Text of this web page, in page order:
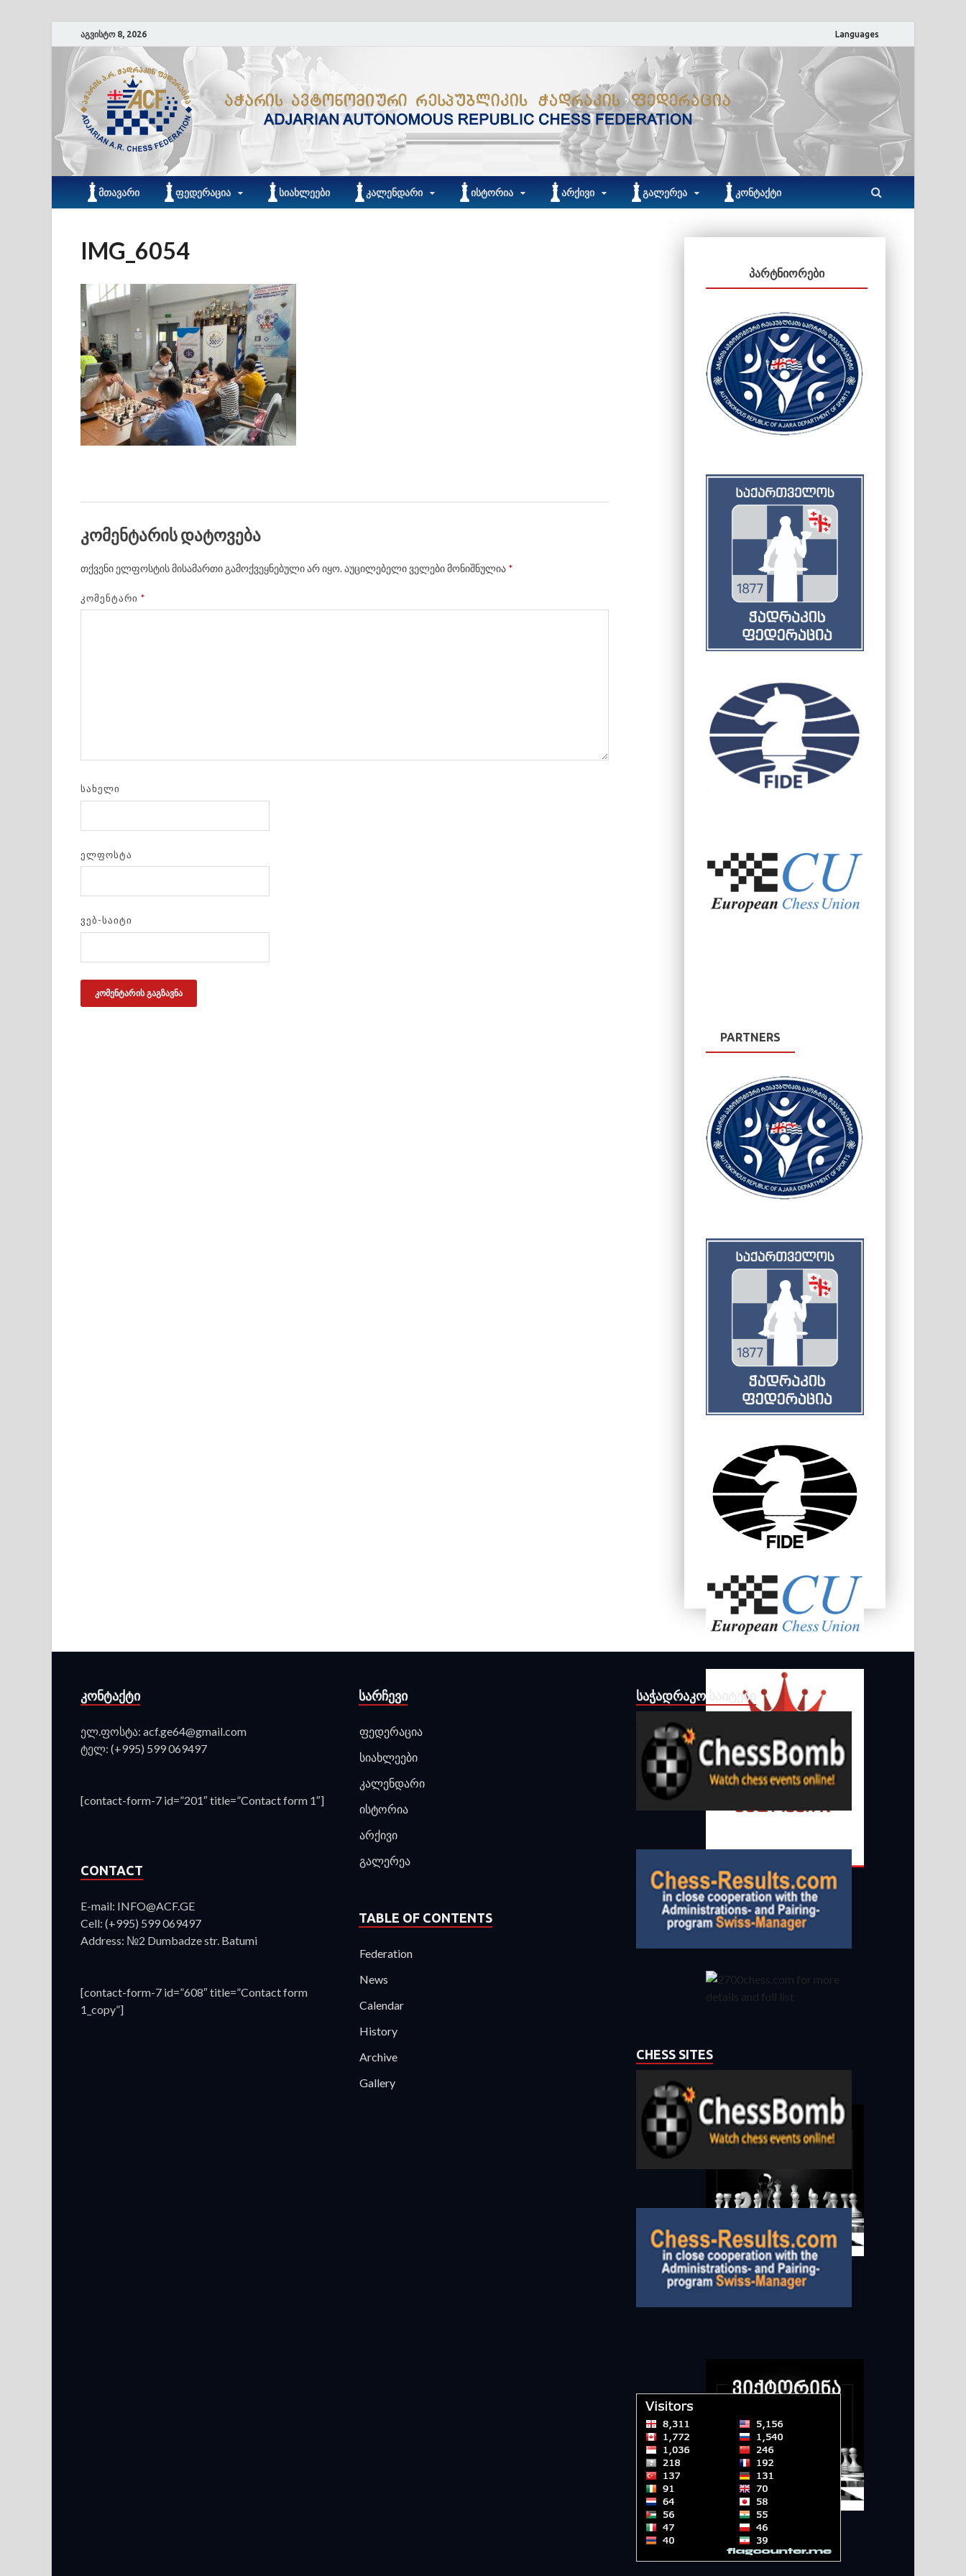
აგვისტო 8, 2026 Languages
ACF
აჭარის ჭადრაკის ფედერაცია
ᲛᲗᲐᲕᲐᲠᲘ ᲤᲔᲓᲔᲠᲐᲪᲘᲐ ᲡᲘᲐᲮᲚᲔᲔᲑᲘ ᲙᲐᲚᲔᲜᲓᲐᲠᲘ ᲘᲡᲢᲝᲠᲘᲐ ᲐᲠᲥᲘᲕᲘ ᲒᲐᲚᲔᲠᲔᲐ ᲙᲝᲜᲢᲐᲥᲢᲘ
IMG_6054
კომენტარის დატოვება
თქვენი ელფოსტის მისამართი გამოქვეყნებული არ იყო.აუცილებელი ველები მონიშნულია *
ᲙᲝᲛᲔᲜᲢᲐᲠᲘ*
ᲡᲐᲮᲔᲚᲘ
ᲔᲚᲤᲝᲡᲢᲐ
ᲕᲔᲑ-ᲡᲐᲘᲢᲘ
ᲞᲐᲠᲢᲜᲘᲝᲠᲔᲑᲘ
PARTNERS
ᲙᲝᲜᲢᲐᲥᲢᲘ
ელ.ფოსტა: acf.ge64@gmail.com
ტელ: (+995) 599 069497
[contact-form-7 id=”201″ title=”Contact form 1″]
CONTACT
E-mail: INFO@ACF.GE
Cell: (+995) 599 069497
Address: №2 Dumbadze str. Batumi
[contact-form-7 id=”608″ title=”Contact form
1_copy”]
ᲡᲐᲠᲩᲔᲕᲘ
ფედერაცია
სიახლეები
კალენდარი
ისტორია
არქივი
გალერეა
TABLE OF CONTENTS
Federation
News
Calendar
History
Archive
Gallery
ᲡᲐᲭᲐᲓᲠᲐᲙᲝ ᲡᲐᲘᲢᲔᲑᲘ
CHESS SITES